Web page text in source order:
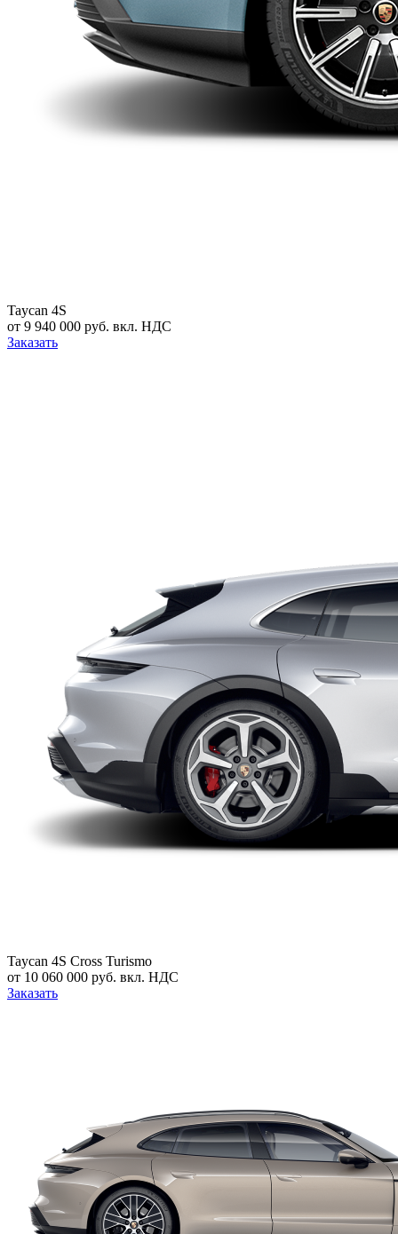
Taycan 4S
от 9 940 000 руб. вкл. НДС
Заказать
Taycan 4S Cross Turismo
от 10 060 000 руб. вкл. НДС
Заказать